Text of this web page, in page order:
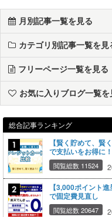
月別記事一覧を見る
カテゴリ別記事一覧を見
フリーページ一覧を見る
お気に入りブログ一覧を
総合記事ランキング
【賢く貯めて、賢
で支払いをお得に
閲覧総数 11524
【3,000ポイント
で固定費見直し
閲覧総数 20647